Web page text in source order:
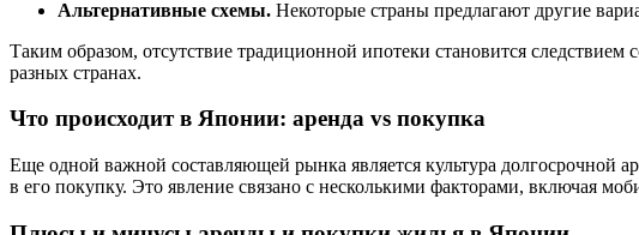
Альтернативные схемы. Некоторые страны предлагают другие
Таким образом, отсутствие традиционной ипотеки становится
разных странах.
Что происходит в Японии: аренда vs покупка
Еще одной важной составляющей рынка является культура долгосрочной
в его покупку. Это явление связано с несколькими факторами, включая